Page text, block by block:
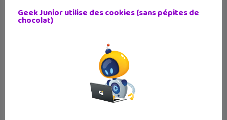
Vocageek #43 : c’est quoi
l’authentification doubl...
Geek Junior utilise des cookies (sans pépites de
chocolat)